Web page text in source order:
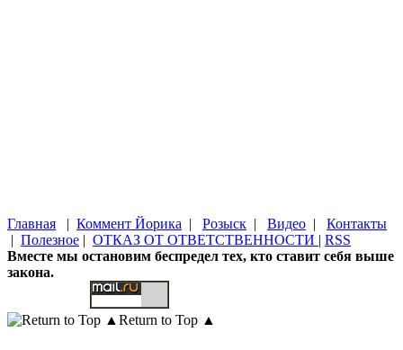
Главная | Коммент Йорика | Розыск | Видео | Контакты
| Полезное | ОТКАЗ ОТ ОТВЕТСТВЕННОСТИ | RSS
Вместе мы остановим беспредел тех, кто ставит себя выше
закона.
Return to Top ▲